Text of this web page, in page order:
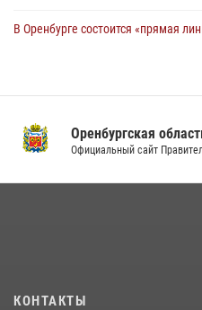
В Оренбурге состоится «прямая
Росгвардии по Оренбургской
армией
Оренбургская
Официальный сайт
КОНТАКТЫ